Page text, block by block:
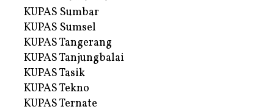
KUPAS Sumbar
KUPAS Sumsel
KUPAS Tangerang
KUPAS Tanjungbalai
KUPAS Tasik
KUPAS Tekno
KUPAS Ternate